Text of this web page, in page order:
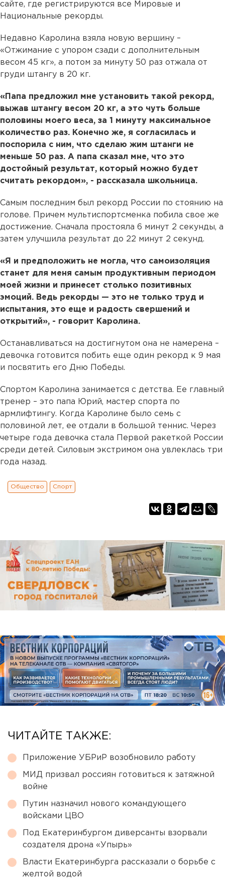
сайте, где регистрируются все Мировые и
Национальные рекорды.
Недавно Каролина взяла новую вершину –
«Отжимание с упором сзади с дополнительным
весом 45 кг», а потом за минуту 50 раз отжала от
груди штангу в 20 кг.
«Папа предложил мне установить такой рекорд,
выжав штангу весом 20 кг, а это чуть больше
половины моего веса, за 1 минуту максимальное
количество раз. Конечно же, я согласилась и
поспорила с ним, что сделаю жим штанги не
меньше 50 раз. А папа сказал мне, что это
достойный результат, который можно будет
считать рекордом», - рассказала школьница.
Самым последним был рекорд России по стоянию на
голове. Причем мультиспортсменка побила свое же
достижение. Сначала простояла 6 минут 2 секунды, а
затем улучшила результат до 22 минут 2 секунд.
«Я и предположить не могла, что самоизоляция
станет для меня самым продуктивным периодом
моей жизни и принесет столько позитивных
эмоций. Ведь рекорды — это не только труд и
испытания, это еще и радость свершений и
открытий», - говорит Каролина.
Останавливаться на достигнутом она не намерена –
девочка готовится побить еще один рекорд к 9 мая
и посвятить его Дню Победы.
Спортом Каролина занимается с детства. Ее главный
тренер – это папа Юрий, мастер спорта по
армлифтингу. Когда Каролине было семь с
половиной лет, ее отдали в большой теннис. Через
четыре года девочка стала Первой ракеткой России
среди детей. Силовым экстримом она увлеклась три
года назад.
Общество Спорт
ЧИТАЙТЕ ТАКЖЕ:
Приложение УБРиР возобновило работу
МИД призвал россиян готовиться к затяжной
войне
Путин назначил нового командующего
войсками ЦВО
Под Екатеринбургом диверсанты взорвали
создателя дрона «Упырь»
Власти Екатеринбурга рассказали о борьбе с
желтой водой